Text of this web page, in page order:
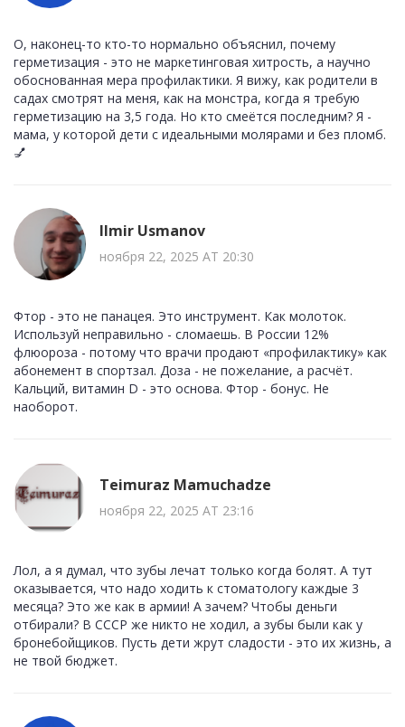
О, наконец-то кто-то нормально объяснил, почему
герметизация - это не маркетинговая хитрость, а научно
обоснованная мера профилактики. Я вижу, как родители в
садах смотрят на меня, как на монстра, когда я требую
герметизацию на 3,5 года. Но кто смеётся последним? Я -
мама, у которой дети с идеальными молярами и без пломб.
💅
Ilmir Usmanov
ноября 22, 2025 AT 20:30
Фтор - это не панацея. Это инструмент. Как молоток.
Используй неправильно - сломаешь. В России 12%
флюороза - потому что врачи продают «профилактику» как
абонемент в спортзал. Доза - не пожелание, а расчёт.
Кальций, витамин D - это основа. Фтор - бонус. Не
наоборот.
Teimuraz Mamuchadze
ноября 22, 2025 AT 23:16
Лол, а я думал, что зубы лечат только когда болят. А тут
оказывается, что надо ходить к стоматологу каждые 3
месяца? Это же как в армии! А зачем? Чтобы деньги
отбирали? В СССР же никто не ходил, а зубы были как у
бронебойщиков. Пусть дети жрут сладости - это их жизнь, а
не твой бюджет.